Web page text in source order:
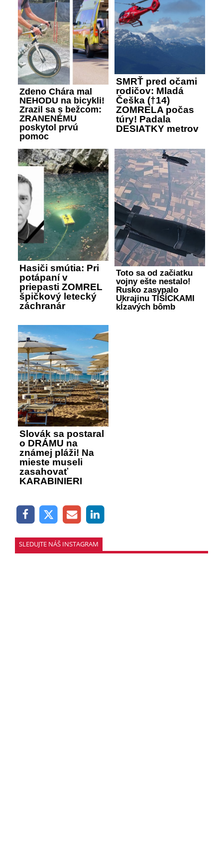
Zdeno Chára mal
NEHODU na bicykli!
Zrazil sa s bežcom:
ZRANENÉMU
poskytol prvú
pomoc
SMRŤ pred očami
rodičov: Mladá
Češka (†14)
ZOMRELA počas
túry! Padala
DESIATKY metrov
Hasiči smútia: Pri
potápaní v
priepasti ZOMREL
špičkový letecký
záchranár
Toto sa od začiatku
vojny ešte nestalo!
Rusko zasypalo
Ukrajinu TISÍCKAMI
kĺzavých bômb
Slovák sa postaral
o DRÁMU na
známej pláži! Na
mieste museli
zasahovať
KARABINIERI
SLEDUJTE NÁŠ INSTAGRAM